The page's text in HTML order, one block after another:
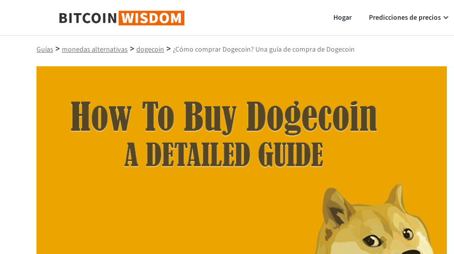
Sabiduría de Bitcoin
Hogar Predicciones de precios
Guías > monedas alternativas > dogecoin > ¿Cómo comprar Dogecoin? Una guía de compra de Dogecoin